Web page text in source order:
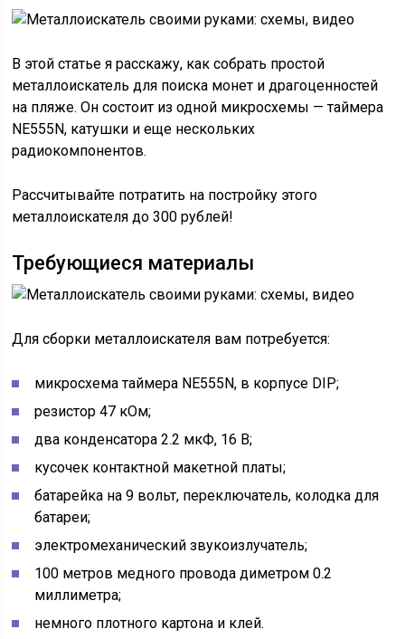
В этой статье я расскажу, как собрать простой
металлоискатель для поиска монет и драгоценностей
на пляже. Он состоит из одной микросхемы — таймера
NE555N, катушки и еще нескольких
радиокомпонентов.
Рассчитывайте потратить на постройку этого
металлоискателя до 300 рублей!
Требующиеся материалы
Для сборки металлоискателя вам потребуется:
микросхема таймера NE555N, в корпусе DIP;
резистор 47 кОм;
два конденсатора 2.2 мкФ, 16 В;
кусочек контактной макетной платы;
батарейка на 9 вольт, переключатель, колодка для
батареи;
электромеханический звукоизлучатель;
100 метров медного провода диметром 0.2
миллиметра;
немного плотного картона и клей.